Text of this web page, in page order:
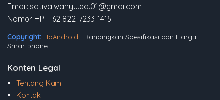
Email: sativa.wahyu.ad.01@gmai.com
Nomor HP: +62 822-7233-1415
Copyright: HpAndroid - Bandingkan Spesifikasi dan Harga
Smartphone
Konten Legal
Tentang Kami
Kontak